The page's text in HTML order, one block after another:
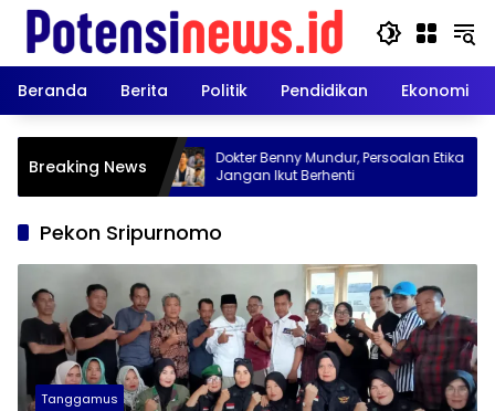
Langsung
konten
Beranda
Berita Politik Pendidikan Ekonomi
Breaking News
DPRD
Minta
Dokter Benny Mundur, Persoalan Etika
Jangan Ikut Berhenti
Pekon Sripurnomo
Tanggamus